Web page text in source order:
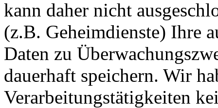
kann daher nicht
(z.B. Geheimdienste) Ihre
Daten zu
dauerhaft speichern. Wir
Verarbeitungstätigkeiten